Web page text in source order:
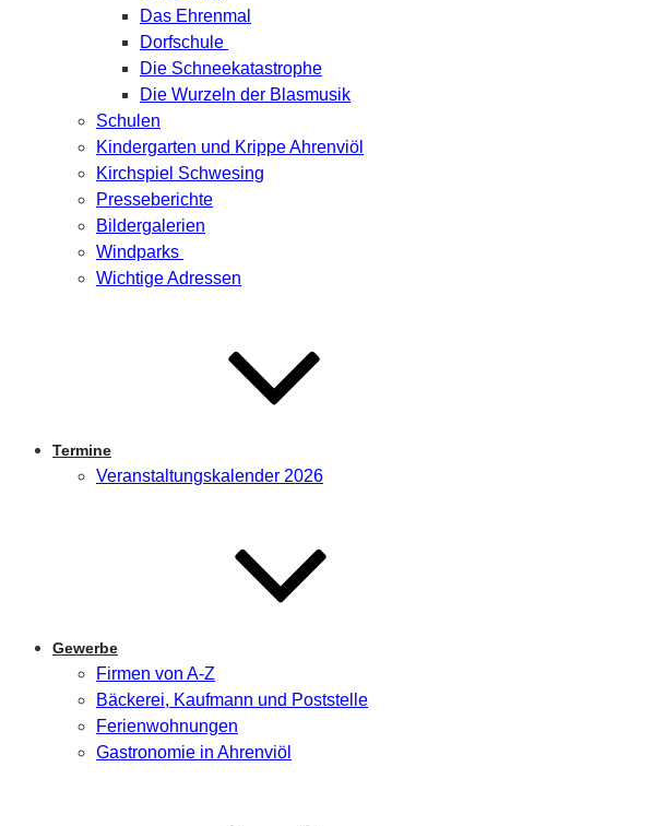
Das Ehrenmal
Dorfschule
Die Schneekatastrophe
Die Wurzeln der Blasmusik
Schulen
Kindergarten und Krippe Ahrenviöl
Kirchspiel Schwesing
Presseberichte
Bildergalerien
Windparks
Wichtige Adressen
Termine
Veranstaltungskalender 2026
Gewerbe
Firmen von A-Z
Bäckerei, Kaufmann und Poststelle
Ferienwohnungen
Gastronomie in Ahrenviöl